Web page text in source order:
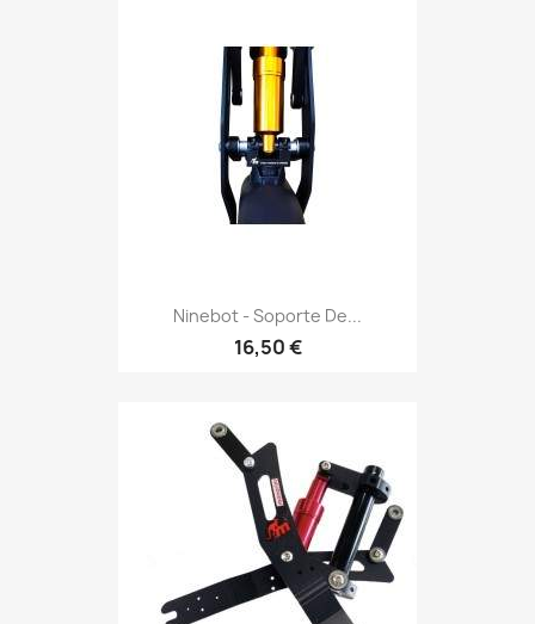
Ninebot - Soporte De...
16,50 €